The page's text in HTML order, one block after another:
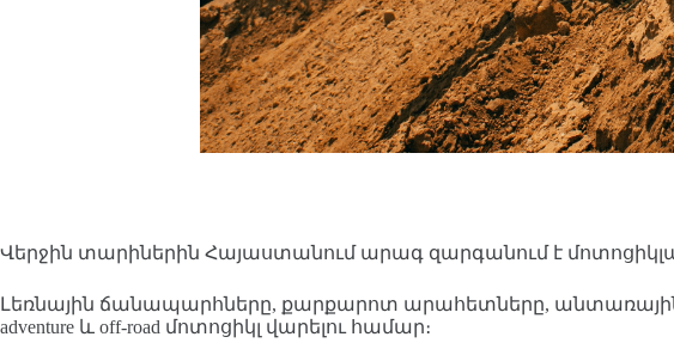
Վերջին տարիներին Հայաստանում արագ զարգանում է
Լեռնային ճանապարհները, քարքարոտ արահետները, անտառային
adventure և off-road մոտոցիկլ վարելու համար։